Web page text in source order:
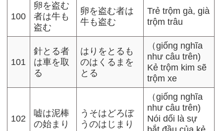
100
卵を盗む
者は牛も
盗む
卵を盗む者は
牛も盗む
Trẻ trộm gà, già
trộm trâu
101
針とる者
は車を取
る
はりをとるも
のはくるまを
とる
（giống nghĩa
như câu trên)
Kẻ trộm kim sẽ
trộm xe
102
嘘は泥棒
の始まり
うそはどろぼ
うのはじまり
（giống nghĩa
như câu trên)
Nói dối là sự